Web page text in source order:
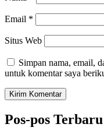
Email *
Situs Web
Simpan nama, email,
untuk komentar saya
Pos-pos Terbaru